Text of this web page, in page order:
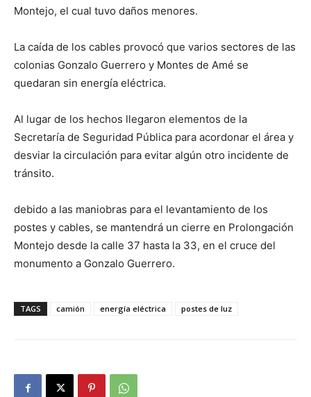
Montejo, el cual tuvo daños menores.
La caída de los cables provocó que varios sectores de las
colonias Gonzalo Guerrero y Montes de Amé se
quedaran sin energía eléctrica.
Al lugar de los hechos llegaron elementos de la
Secretaría de Seguridad Pública para acordonar el área y
desviar la circulación para evitar algún otro incidente de
tránsito.
debido a las maniobras para el levantamiento de los
postes y cables, se mantendrá un cierre en Prolongación
Montejo desde la calle 37 hasta la 33, en el cruce del
monumento a Gonzalo Guerrero.
TAGS camión energía eléctrica postes de luz